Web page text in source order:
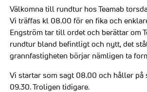
Välkomna till rundtur hos Teamab
Vi träffas kl 08.00 för en fika och
Engström tar till ordet och berättar om
rundtur bland befintligt och nytt, det
grannfastigheten börjar nämligen ta
Vi startar som sagt 08.00 och håller
09.30. Troligen tidigare.